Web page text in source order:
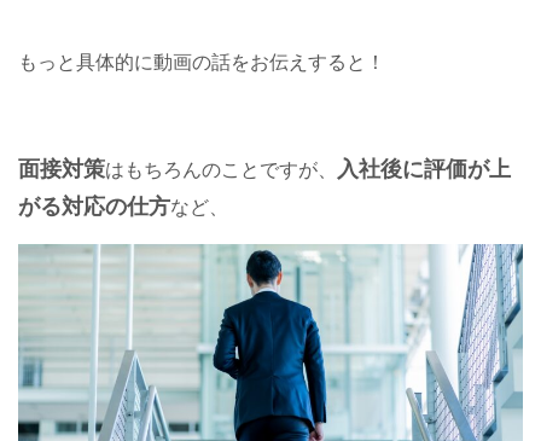
もっと具体的に動画の話をお伝えすると！
面接対策はもちろんのことですが、
入社後に評価が上
がる対応の仕方など、